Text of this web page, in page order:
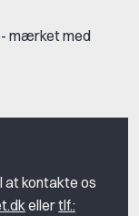
- mærket med
at kontakte os
ellertlf.: